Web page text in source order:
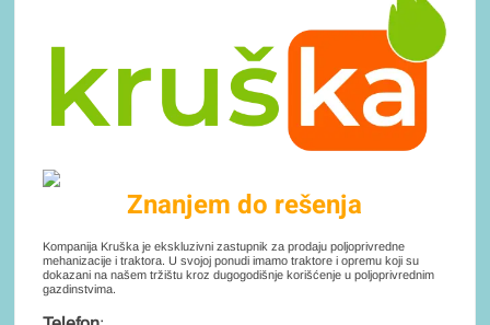
Znanjem do rešenja
Kompanija Kruška je ekskluzivni zastupnik za prodaju poljoprivredne
mehanizacije i traktora. U svojoj ponudi imamo traktore i opremu koji su
dokazani na našem tržištu kroz dugogodišnje korišćenje u poljoprivrednim
gazdinstvima.